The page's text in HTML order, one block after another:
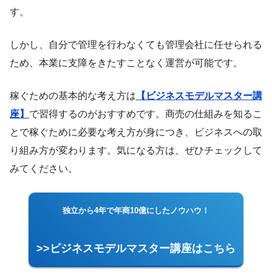
す。
しかし、自分で管理を行わなくても管理会社に任せられる
ため、本業に支障をきたすことなく運営が可能です。
稼ぐための基本的な考え方は 【ビジネスモデルマスター講
座】 で習得するのがおすすめです。商売の仕組みを知るこ
とで稼ぐために必要な考え方が身につき、ビジネスへの取
り組み方が変わります。気になる方は、ぜひチェックして
みてください。
独立から4年で年商10億にしたノウハウ！
>>ビジネスモデルマスター講座はこちら